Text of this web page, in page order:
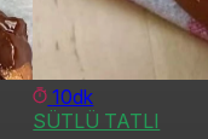
10dk
SÜTLÜ TATLI